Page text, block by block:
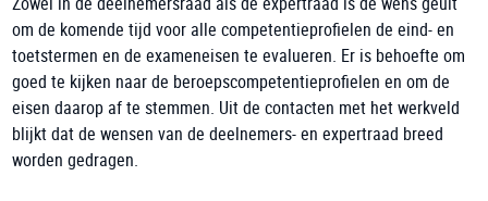
FAQ
Contact
om de komende tijd voor alle competentieprofielen de eind- en
toetstermen en de exameneisen te evalueren. Er is behoefte om
goed te kijken naar de beroepscompetentieprofielen en om de
eisen daarop af te stemmen. Uit de contacten met het werkveld
blijkt dat de wensen van de deelnemers- en expertraad breed
worden gedragen.